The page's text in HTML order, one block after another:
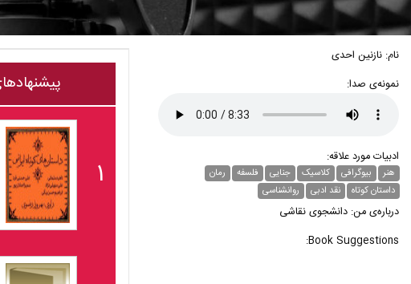
نام: نازنین احدی
نمونه‌ی صدا:
ادبیات مورد علاقه:
هنر بیوگرافی کلاسیک جنایی فلسفه
رمان
داستان کوتاه
نقد ادبی روانشناسی
درباره‌ی من: دانشجوی نقاشی
Book Suggestions:
۱